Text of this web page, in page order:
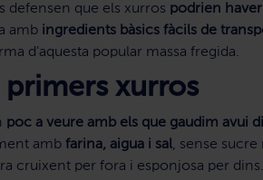
defensen que els xurros podrien
amb ingredients bàsics fàcils de
d'aquesta popular massa fregida.
xurros
poc a veure amb els que gaudim avui
amb farina, aigua i sal, sense sucre
cruixent per fora i esponjosa per dins.